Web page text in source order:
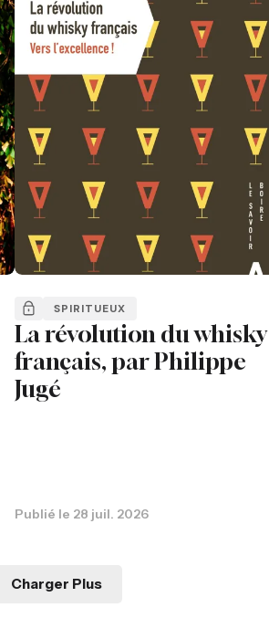
SPIRITUEUX
La révolution du whisky
français, par Philippe
Jugé
Publié le 28 juil. 2026
Charger Plus